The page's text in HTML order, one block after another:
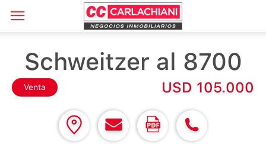
Schweitzer al 8700
Venta USD 105.000